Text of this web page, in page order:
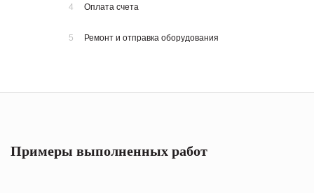
4 Оплата счета
5 Ремонт и отправка оборудования
Примеры выполненных работ